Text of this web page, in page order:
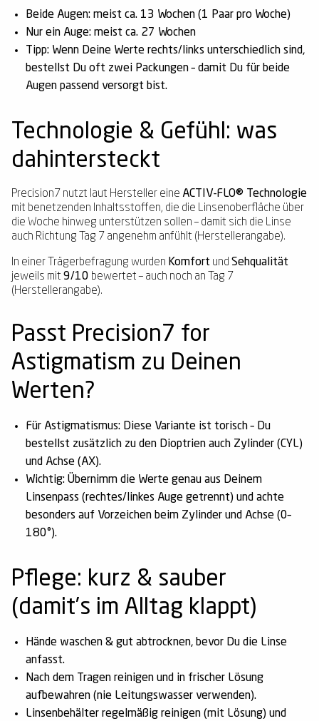
Beide Augen: meist ca. 13 Wochen (1 Paar pro Woche)
Nur ein Auge: meist ca. 27 Wochen
Tipp: Wenn Deine Werte rechts/links unterschiedlich sind,
bestellst Du oft zwei Packungen – damit Du für beide
Augen passend versorgt bist.
Technologie & Gefühl: was
dahintersteckt
Precision7 nutzt laut Hersteller eine ACTIV-FLO® Technologie
mit benetzenden Inhaltsstoffen, die die Linsenoberfläche über
die Woche hinweg unterstützen sollen – damit sich die Linse
auch Richtung Tag 7 angenehm anfühlt (Herstellerangabe).
In einer Trägerbefragung wurden Komfort und Sehqualität
jeweils mit 9/10 bewertet – auch noch an Tag 7
(Herstellerangabe).
Passt Precision7 for
Astigmatism zu Deinen
Werten?
Für Astigmatismus: Diese Variante ist torisch – Du
bestellst zusätzlich zu den Dioptrien auch Zylinder (CYL)
und Achse (AX).
Wichtig: Übernimm die Werte genau aus Deinem
Linsenpass (rechtes/linkes Auge getrennt) und achte
besonders auf Vorzeichen beim Zylinder und Achse (0–
180°).
Pflege: kurz & sauber
(damit’s im Alltag klappt)
Hände waschen & gut abtrocknen, bevor Du die Linse
anfasst.
Nach dem Tragen reinigen und in frischer Lösung
aufbewahren (nie Leitungswasser verwenden).
Linsenbehälter regelmäßig reinigen (mit Lösung) und